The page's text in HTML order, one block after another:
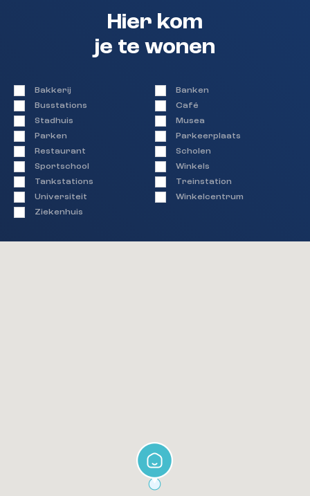
Hier kom
je te wonen
Bakkerij
Banken
Busstations
Café
Stadhuis
Musea
Parken
Parkeerplaats
Restaurant
Scholen
Sportschool
Winkels
Tankstations
Treinstation
Universiteit
Winkelcentrum
Ziekenhuis